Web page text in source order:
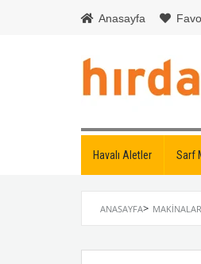
Anasayfa
Havalı Aletler Sarf
ANASAYFA> MAKINALAR